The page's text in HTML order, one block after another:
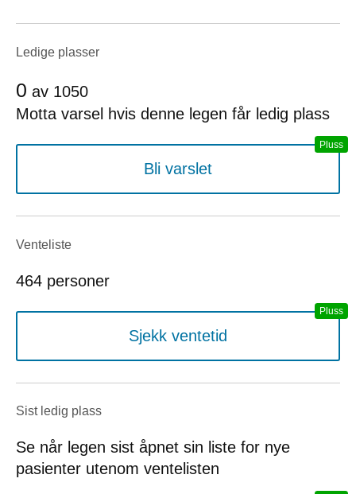
Ledige plasser
0 av 1050
Motta varsel hvis denne legen får ledig plass
Bli varslet
Venteliste
464 personer
Sjekk ventetid
Sist ledig plass
Se når legen sist åpnet sin liste for nye
pasienter utenom ventelisten